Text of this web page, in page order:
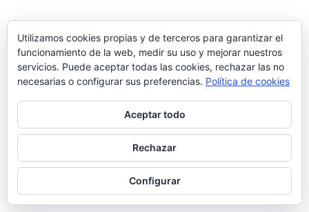
enseñanza basada en el miedo #6.651
Manuel Justo MoralesenUrbaluz, cuando El Puerto se vistió
Juan Carlos Neva DelgadoenUrbaluz, cuando El Puerto se
Magdalena Rodríguez LaraenUrbaluz, cuando El Puerto se
vistió la americana #6.652
Utilizamos cookies propias y de terceros para garantizar el
funcionamiento de la web, medir su uso y mejorar nuestros
servicios. Puede aceptar todas las cookies, rechazar las no
necesarias o configurar sus preferencias. Política de cookies
Aceptar todo
Rechazar
Configurar